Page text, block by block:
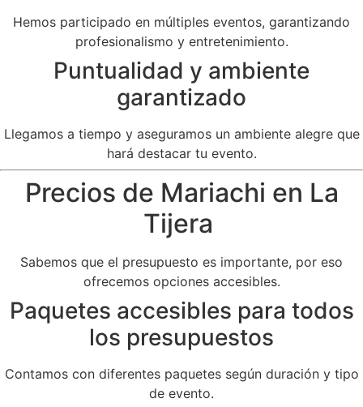
Hemos participado en múltiples eventos, garantizando
profesionalismo y entretenimiento.
Puntualidad y ambiente
garantizado
Llegamos a tiempo y aseguramos un ambiente alegre que
hará destacar tu evento.
Precios de Mariachi en La
Tijera
Sabemos que el presupuesto es importante, por eso
ofrecemos opciones accesibles.
Paquetes accesibles para todos
los presupuestos
Contamos con diferentes paquetes según duración y tipo
de evento.